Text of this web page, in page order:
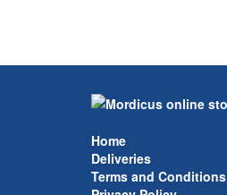
Home
Deliveries
Terms and Conditions